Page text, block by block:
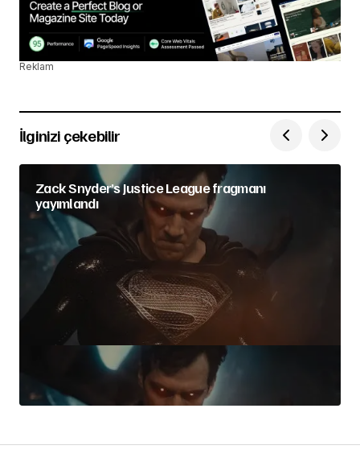
Reklam
İlginizi çekebilir
Zack Snyder’s Justice League fragmanı
yayımlandı